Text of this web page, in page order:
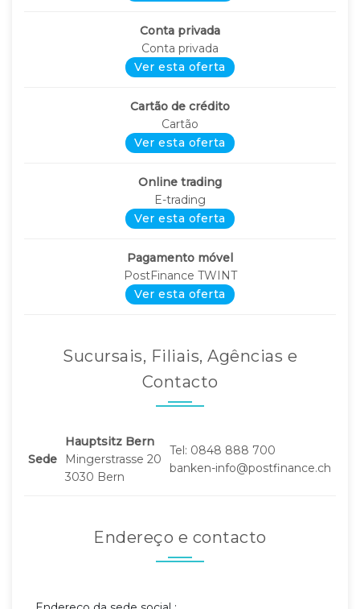
Conta privada
Conta privada
Ver esta oferta
Cartão de crédito
Cartão
Ver esta oferta
Online trading
E-trading
Ver esta oferta
Pagamento móvel
PostFinance TWINT
Ver esta oferta
Sucursais, Filiais, Agências e
Contacto
Sede
Hauptsitz Bern
Mingerstrasse 20
3030 Bern
Tel: 0848 888 700
banken-info@postfinance.ch
Endereço e contacto